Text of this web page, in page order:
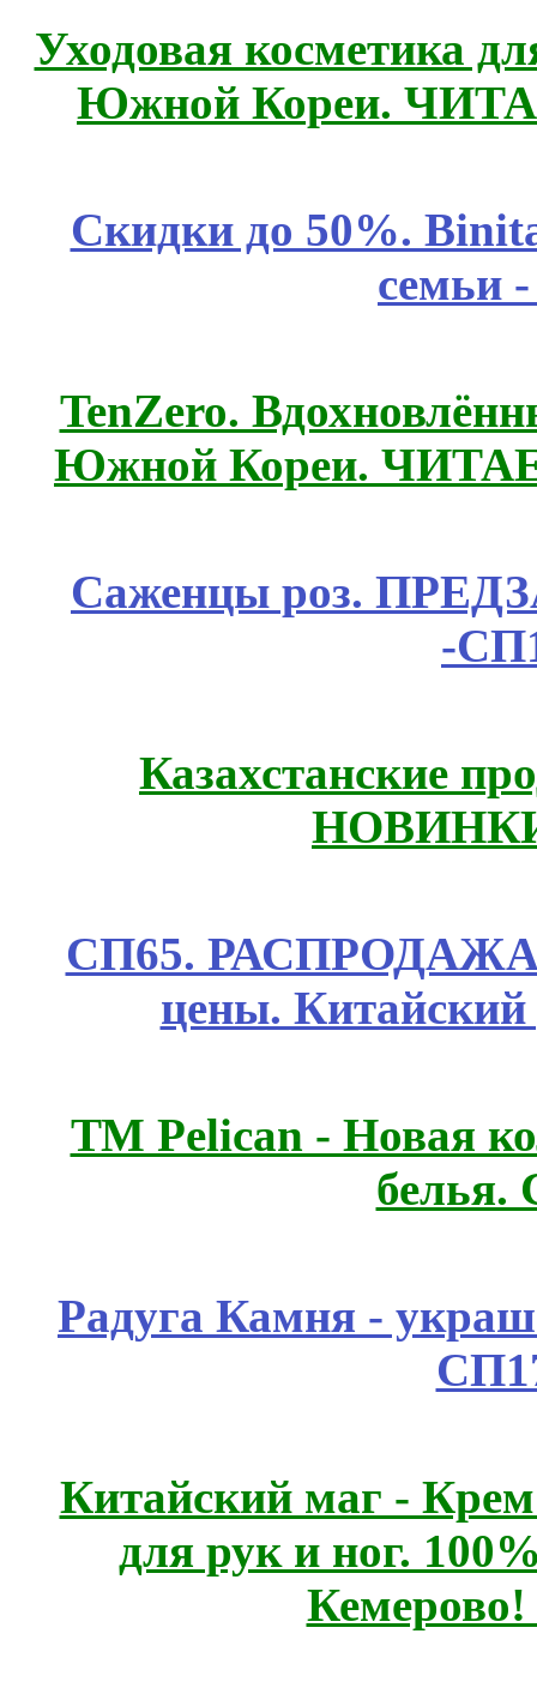
Уходовая косметика
Южной Кореи.
Скидки до 50%.
семьи
TenZero.
Южной Кореи.
Саженцы роз.
-
Казахстанские
СП65. РАСПРОДАЖА!
цены.
ТМ Pelican - Новая
белья.
Радуга Камня -
Китайский маг -
для рук и ног.